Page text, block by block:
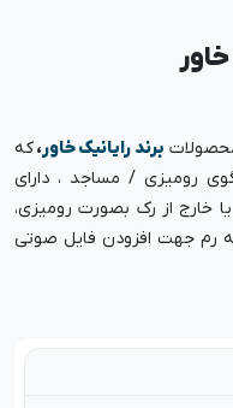
برند رایانیک خاور،که
گوی رومیزی / مساجد ، دارای
خارج از رک بصورت رومیزی،
رم جهت افزودن فایل صوتی